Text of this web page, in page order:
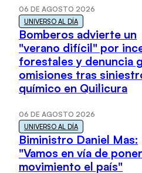
06 DE AGOSTO 2026
UNIVERSO AL DÍA
Bomberos advierte un
"verano difícil" por
forestales y denuncia
omisiones tras
químico en Quilicura
06 DE AGOSTO 2026
UNIVERSO AL DÍA
Biministro Daniel Mas:
"Vamos en vía de
movimiento el país"